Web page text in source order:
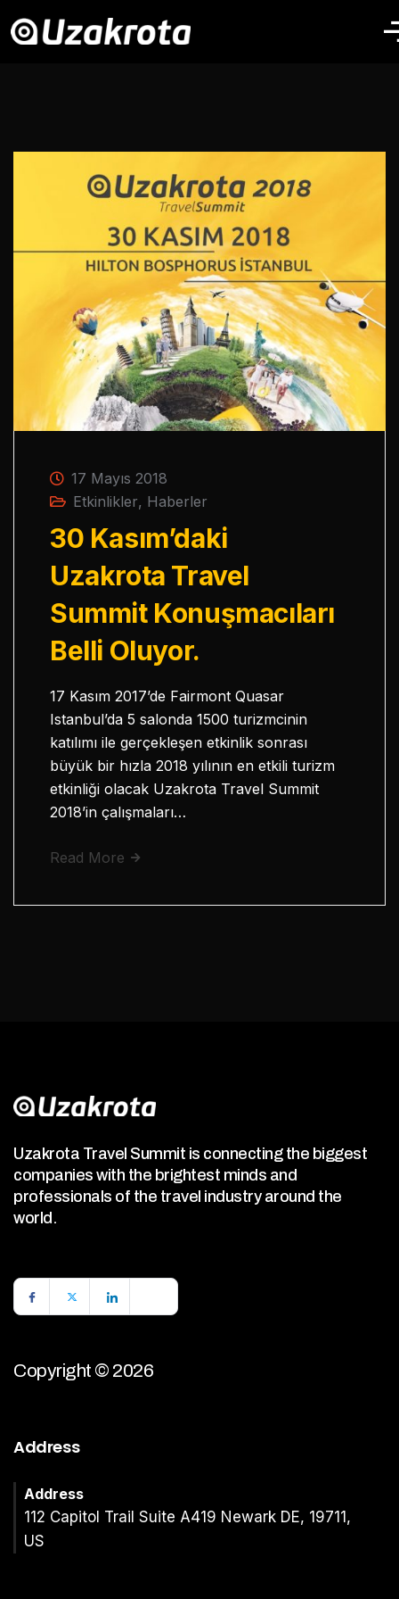
17 Mayıs 2018
Etkinlikler, Haberler
30 Kasım’daki
Uzakrota Travel
Summit Konuşmacıları
Belli Oluyor.
17 Kasım 2017’de Fairmont Quasar
Istanbul’da 5 salonda 1500 turizmcinin
katılımı ile gerçekleşen etkinlik sonrası
büyük bir hızla 2018 yılının en etkili turizm
etkinliği olacak Uzakrota Travel Summit
2018’in çalışmaları…
Read More
Uzakrota Travel Summit is connecting the biggest
companies with the brightest minds and
professionals of the travel industry around the
world.
Copyright © 2026
Address
Address
112 Capitol Trail Suite A419 Newark DE, 19711,
US